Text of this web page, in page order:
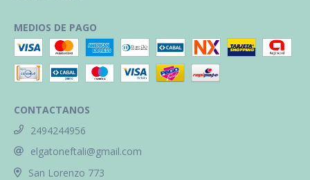
MEDIOS DE PAGO
CONTACTANOS
2494244956
elgatoneftali@gmail.com
San Lorenzo 773